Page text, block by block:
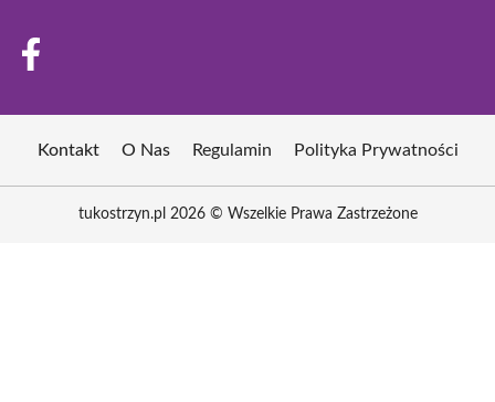
Kontakt O Nas Regulamin Polityka Prywatności
tukostrzyn.pl 2026 © Wszelkie Prawa Zastrzeżone